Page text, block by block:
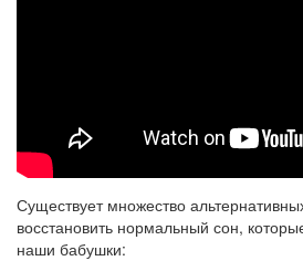
Существует множество
восстановить нормальный сон,
наши бабушки: